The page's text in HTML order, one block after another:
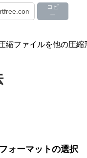
コピ
ー
ファイルを他の圧
ォーマットの選択